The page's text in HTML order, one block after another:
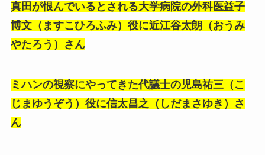
真田が恨んでいるとされる大学病院の外科医益子
博文（ますこひろふみ）役に近江谷太朗（おうみ
やたろう）さん
ミハンの視察にやってきた代議士の児島祐三（こ
じまゆうぞう）役に信太昌之（しだまさゆき）さ
ん